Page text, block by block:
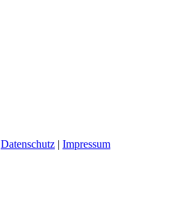
Datenschutz | Impressum